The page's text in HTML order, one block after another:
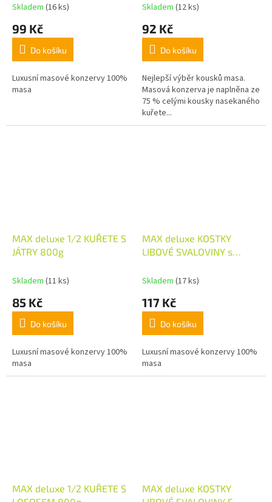
Skladem (16 ks)
99 Kč
Do košíku
Luxusní masové konzervy 100%
masa
Skladem (12 ks)
92 Kč
Do košíku
Nejlepší výběr kousků masa.
Masová konzerva je naplněna ze
75 % celými kousky nasekaného
kuřete...
MAX deluxe 1/2 KUŘETE S
JÁTRY 800g
Skladem (11 ks)
85 Kč
Do košíku
Luxusní masové konzervy 100%
masa
MAX deluxe KOSTKY
LIBOVÉ SVALOVINY s
Skladem (17 ks)
117 Kč
Do košíku
Luxusní masové konzervy 100%
masa
MAX deluxe 1/2 KUŘETE S
MAX deluxe KOSTKY